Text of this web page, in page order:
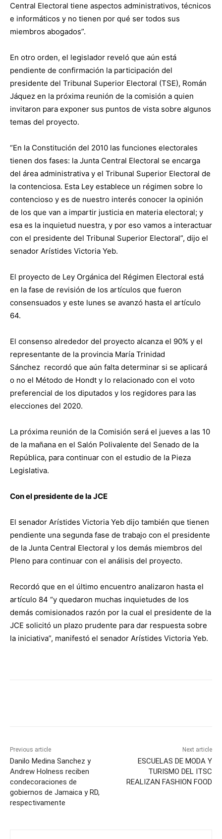
Central Electoral tiene aspectos administrativos, técnicos
e informáticos y no tienen por qué ser todos sus
miembros abogados”.
En otro orden, el legislador reveló que aún está
pendiente de confirmación la participación del
presidente del Tribunal Superior Electoral (TSE), Román
Jáquez en la próxima reunión de la comisión a quien
invitaron para exponer sus puntos de vista sobre algunos
temas del proyecto.
“En la Constitución del 2010 las funciones electorales
tienen dos fases: la Junta Central Electoral se encarga
del área administrativa y el Tribunal Superior Electoral de
la contenciosa. Esta Ley establece un régimen sobre lo
contencioso y es de nuestro interés conocer la opinión
de los que van a impartir justicia en materia electoral; y
esa es la inquietud nuestra, y por eso vamos a interactuar
con el presidente del Tribunal Superior Electoral”, dijo el
senador Arístides Victoria Yeb.
El proyecto de Ley Orgánica del Régimen Electoral está
en la fase de revisión de los artículos que fueron
consensuados y este lunes se avanzó hasta el artículo
64.
El consenso alrededor del proyecto alcanza el 90% y el
representante de la provincia María Trinidad
Sánchez recordó que aún falta determinar si se aplicará
o no el Método de Hondt y lo relacionado con el voto
preferencial de los diputados y los regidores para las
elecciones del 2020.
La próxima reunión de la Comisión será el jueves a las 10
de la mañana en el Salón Polivalente del Senado de la
República, para continuar con el estudio de la Pieza
Legislativa.
Con el presidente de la JCE
El senador Arístides Victoria Yeb dijo también que tienen
pendiente una segunda fase de trabajo con el presidente
de la Junta Central Electoral y los demás miembros del
Pleno para continuar con el análisis del proyecto.
Recordó que en el último encuentro analizaron hasta el
artículo 84 “y quedaron muchas inquietudes de los
demás comisionados razón por la cual el presidente de la
JCE solicitó un plazo prudente para dar respuesta sobre
la iniciativa”, manifestó el senador Arístides Victoria Yeb.
Previous article
Danilo Medina Sanchez y
Andrew Holness reciben
condecoraciones de
gobiernos de Jamaica y RD,
respectivamente
Next article
ESCUELAS DE MODA Y
TURISMO DEL ITSC
REALIZAN FASHION FOOD